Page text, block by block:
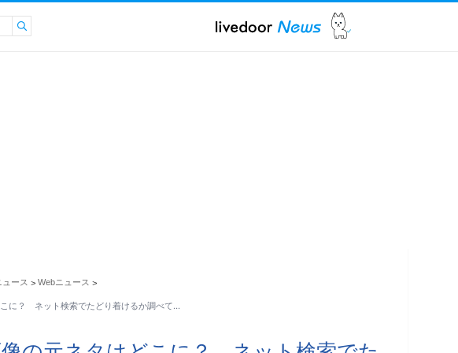
ース > Webニュース >
に？ ネット検索でたどり着けるか調べて…